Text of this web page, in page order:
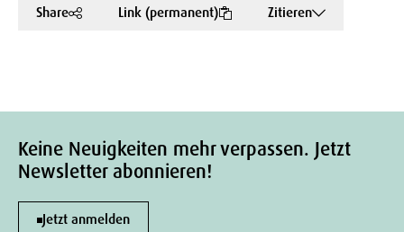
Share Link (permanent) Zitieren
Keine Neuigkeiten mehr verpassen. Jetzt
Newsletter abonnieren!
Jetzt anmelden